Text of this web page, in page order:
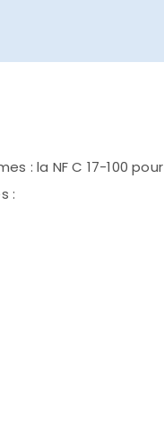
: la NF C 17-100
: